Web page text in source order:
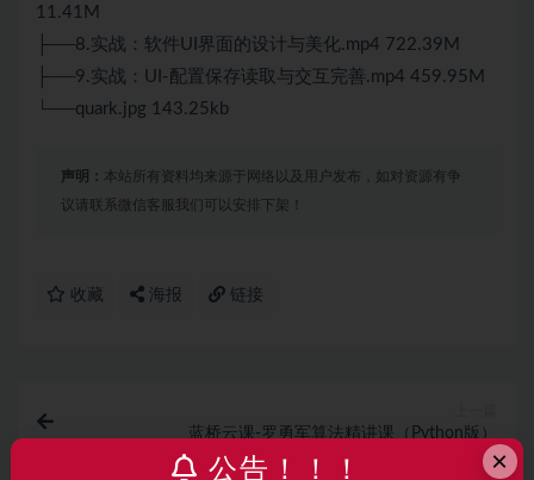
11.41M
├──8.实战：软件UI界面的设计与美化.mp4 722.39M
├──9.实战：UI-配置保存读取与交互完善.mp4 459.95M
└──quark.jpg 143.25kb
声明： 本站所有资料均来源于网络以及用户发布，如对资源有争
议请联系微信客服我们可以安排下架！
收藏 海报 链接
蓝桥云课-罗勇军算法精讲课（Python版）
×
公告！！！